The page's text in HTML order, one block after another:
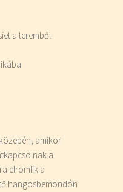
a teremből.
amikor
a
elromlik a
hangosbemondón